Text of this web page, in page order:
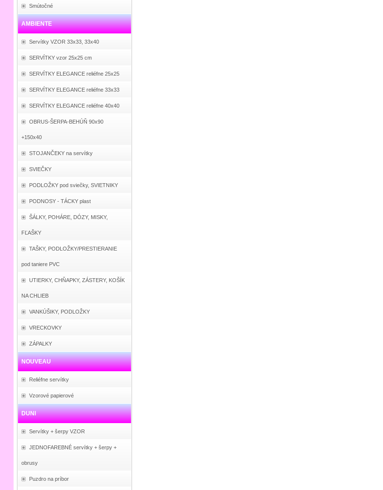
Smútočné
AMBIENTE
Servítky VZOR 33x33, 33x40
SERVÍTKY vzor 25x25 cm
SERVÍTKY ELEGANCE reliéfne 25x25
SERVÍTKY ELEGANCE reliéfne 33x33
SERVÍTKY ELEGANCE reliéfne 40x40
OBRUS-ŠERPA-BEHÚŇ 90x90
+150x40
STOJANČEKY na servítky
SVIEČKY
PODLOŽKY pod sviečky, SVIETNIKY
PODNOSY - TÁCKY plast
ŠÁLKY, POHÁRE, DÓZY, MISKY,
FĽAŠKY
TAŠKY, PODLOŽKY/PRESTIERANIE
pod taniere PVC
UTIERKY, CHŇAPKY, ZÁSTERY, KOŠÍK
NA CHLIEB
VANKÚŠIKY, PODLOŽKY
VRECKOVKY
ZÁPALKY
NOUVEAU
Reliéfne servítky
Vzorové papierové
DUNI
Servítky + šerpy VZOR
JEDNOFAREBNÉ servítky + šerpy +
obrusy
Puzdro na príbor